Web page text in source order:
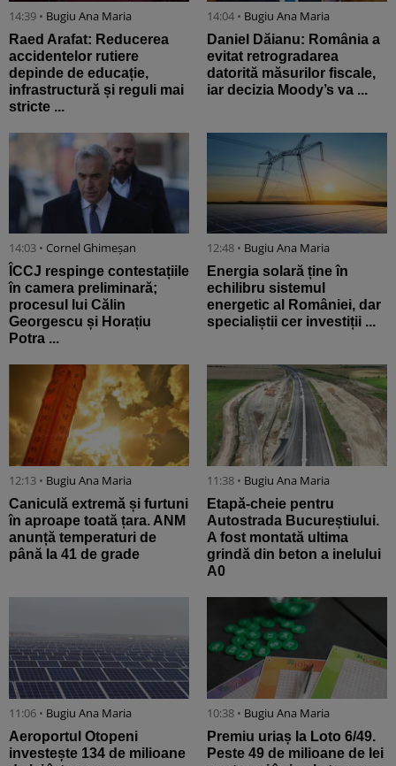
14:39 • Bugiu ⁠Ana Maria
Raed Arafat: Reducerea
accidentelor rutiere
depinde de educație,
infrastructură și reguli mai
stricte ...
14:04 • Bugiu ⁠Ana Maria
Daniel Dăianu: România a
evitat retrogradarea
datorită măsurilor fiscale,
iar decizia Moody’s va ...
14:03 • Cornel Ghimeșan
ÎCCJ respinge contestațiile
în camera preliminară;
procesul lui Călin
Georgescu și Horațiu
Potra ...
12:48 • Bugiu ⁠Ana Maria
Energia solară ține în
echilibru sistemul
energetic al României, dar
specialiștii cer investiții ...
12:13 • Bugiu ⁠Ana Maria
Caniculă extremă și furtuni
în aproape toată țara. ANM
anunță temperaturi de
până la 41 de grade
11:38 • Bugiu ⁠Ana Maria
Etapă-cheie pentru
Autostrada Bucureștiului.
A fost montată ultima
grindă din beton a inelului
A0
11:06 • Bugiu ⁠Ana Maria
Aeroportul Otopeni
investește 134 de milioane
10:38 • Bugiu ⁠Ana Maria
Premiu uriaș la Loto 6/49.
Peste 49 de milioane de lei